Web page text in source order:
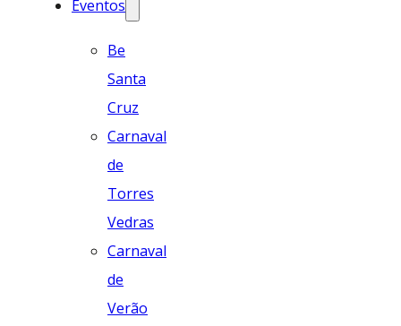
Eventos
Be
Santa
Cruz
Carnaval
de
Torres
Vedras
Carnaval
de
Verão